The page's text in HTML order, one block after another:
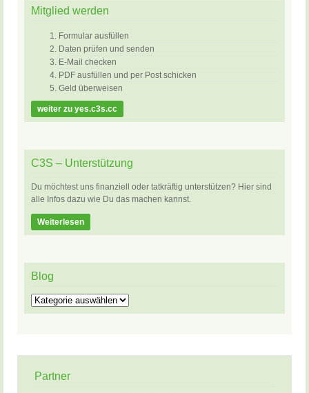
Mitglied werden
Formular ausfüllen
Daten prüfen und senden
E-Mail checken
PDF ausfüllen und per Post schicken
Geld überweisen
weiter zu yes.c3s.cc
C3S – Unterstützung
Du möchtest uns finanziell oder tatkräftig unterstützen? Hier sind
alle Infos dazu wie Du das machen kannst.
Weiterlesen
Blog
Blog
Partner